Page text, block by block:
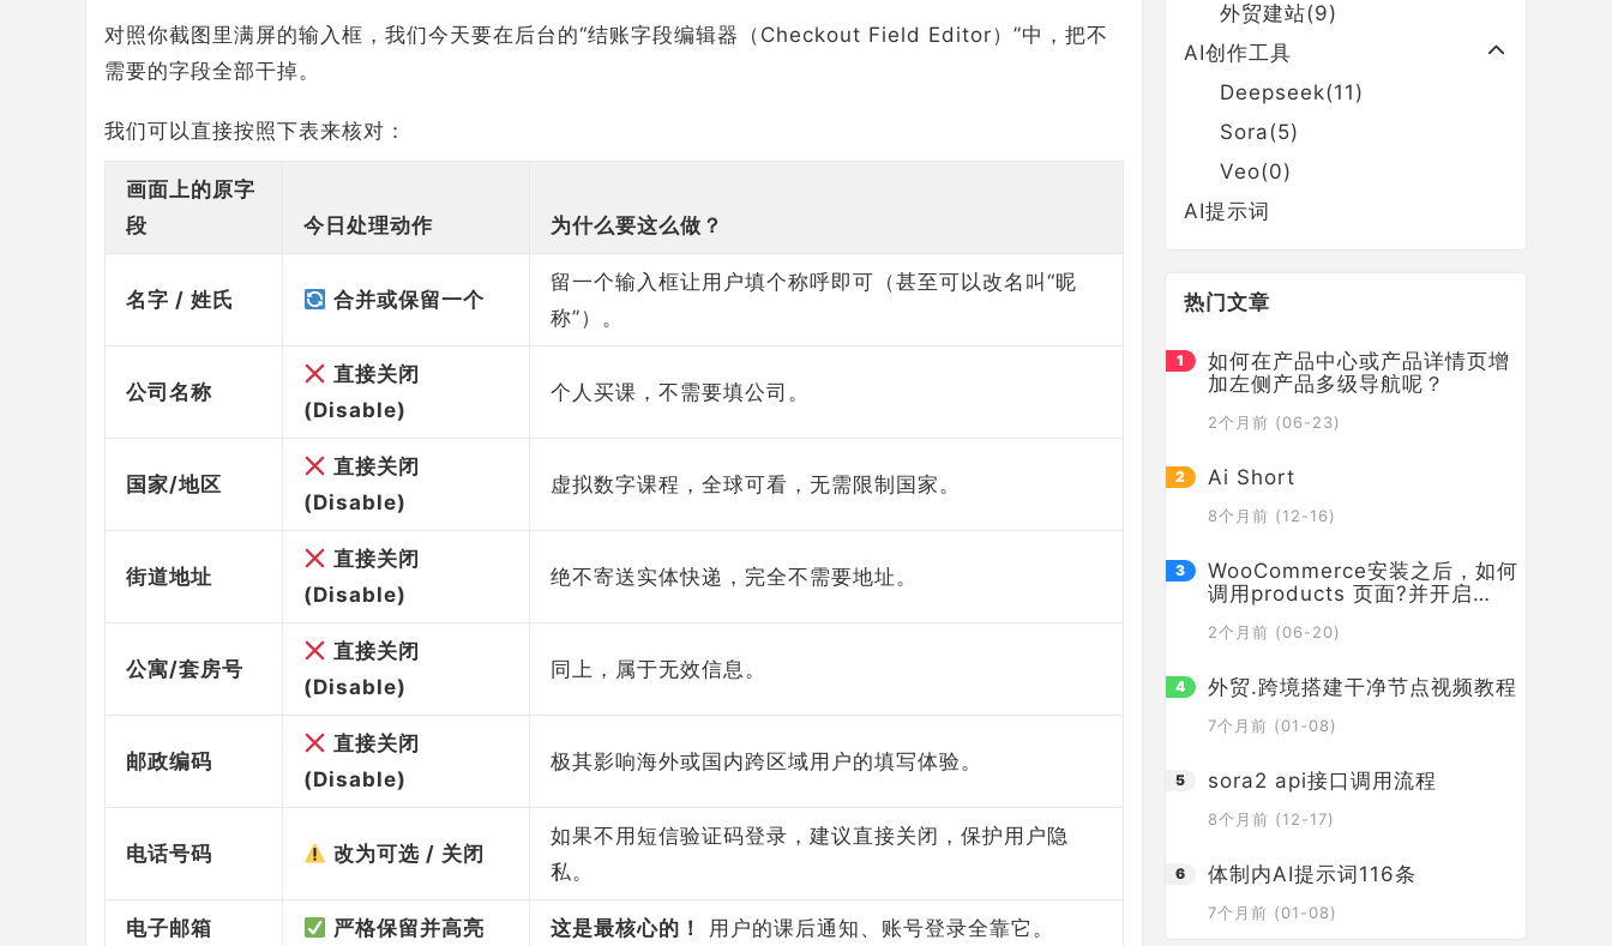
对照你截图里满屏的输入框，我们今天要在后台的“结账字段编辑器（Checkout Field Editor）”中，把不
需要的字段全部干掉。
我们可以直接按照下表来核对：
画面上的原字
段
今日处理动作 为什么要这么做？
名字 / 姓氏 合并或保留一个
留一个输入框让用户填个称呼即可（甚至可以改名叫“昵
称”）。
公司名称
直接关闭
(Disable)
个人买课，不需要填公司。
国家/地区
直接关闭
(Disable)
虚拟数字课程，全球可看，无需限制国家。
街道地址
直接关闭
(Disable)
绝不寄送实体快递，完全不需要地址。
公寓/套房号
直接关闭
(Disable)
同上，属于无效信息。
邮政编码
直接关闭
(Disable)
极其影响海外或国内跨区域用户的填写体验。
电话号码 改为可选 / 关闭
如果不用短信验证码登录，建议直接关闭，保护用户隐
私。
电子邮箱 严格保留并高亮 这是最核心的！ 用户的课后通知、账号登录全靠它。
外贸建站(9)
AI创作工具
Deepseek(11)
Sora(5)
Veo(0)
AI提示词
热门文章
如何在产品中心或产品详情页增
加左侧产品多级导航呢？
2个月前 (06-23)
Ai Short
8个月前 (12-16)
WooCommerce安装之后，如何
调用products 页面?并开启
2个月前 (06-20)
外贸.跨境搭建干净节点视频教程
7个月前 (01-08)
sora2 api接口调用流程
8个月前 (12-17)
体制内AI提示词116条
7个月前 (01-08)